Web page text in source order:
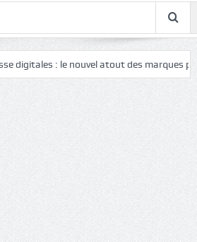
: le nouvel atout des marques pour